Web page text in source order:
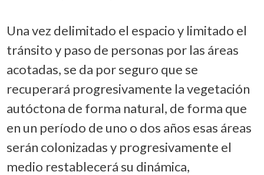
Una vez delimitado el espacio y limitado el
tránsito y paso de personas por las áreas
acotadas, se da por seguro que se
recuperará progresivamente la vegetación
autóctona de forma natural, de forma que
en un período de uno o dos años esas áreas
serán colonizadas y progresivamente el
medio restablecerá su dinámica,